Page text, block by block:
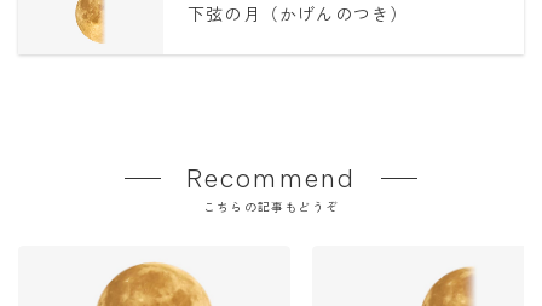
下弦の月（かげんのつき）
Recommend
こちらの記事もどうぞ